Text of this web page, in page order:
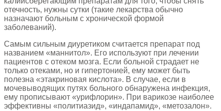
отечность, нужны сутки (такие лекарства обычно
назначают больным с хронической формой
заболеваний).
Самым сильным диуретиком считается препарат под
названием «маннитол». Его используют при лечении
пациентов с отеком мозга. Если больной страдает не
только отеками, но и гипертонией, ему может быть
полезна «этакриновая кислота». В случае, если в
мочевыводящих путях больного обнаружена инфекция,
ему прописывают «урифлорин». При варикозе наиболее
эффективны «политиазид», «индапамид», «метозалон».